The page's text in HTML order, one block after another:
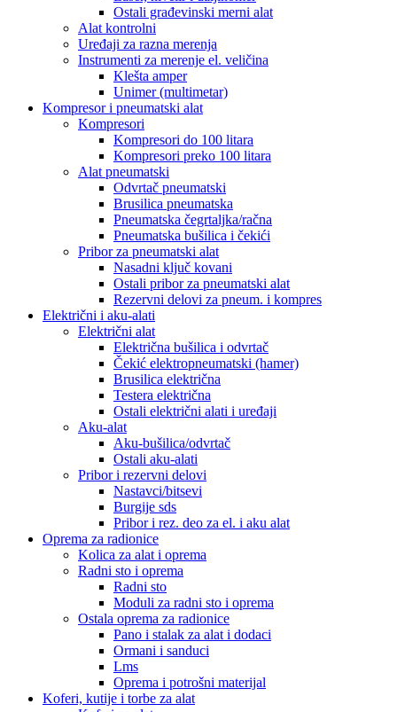
Ostali građevinski merni alat
Alat kontrolni
Uređaji za razna merenja
Instrumenti za merenje el. veličina
Klešta amper
Unimer (multimetar)
Kompresor i pneumatski alat
Kompresori
Kompresori do 100 litara
Kompresori preko 100 litara
Alat pneumatski
Odvrtač pneumatski
Brusilica pneumatska
Pneumatska čegrtaljka/račna
Pneumatska bušilica i čekići
Pribor za pneumatski alat
Nasadni ključ kovani
Ostali pribor za pneumatski alat
Rezervni delovi za pneum. i kompres
Električni i aku-alati
Električni alat
Električna bušilica i odvrtač
Čekić elektropneumatski (hamer)
Brusilica električna
Testera električna
Ostali električni alati i uređaji
Aku-alat
Aku-bušilica/odvrtač
Ostali aku-alati
Pribor i rezervni delovi
Nastavci/bitsevi
Burgije sds
Pribor i rez. deo za el. i aku alat
Oprema za radionice
Kolica za alat i oprema
Radni sto i oprema
Radni sto
Moduli za radni sto i oprema
Ostala oprema za radionice
Pano i stalak za alat i dodaci
Ormani i sanduci
Lms
Oprema i potrošni materijal
Koferi, kutije i torbe za alat